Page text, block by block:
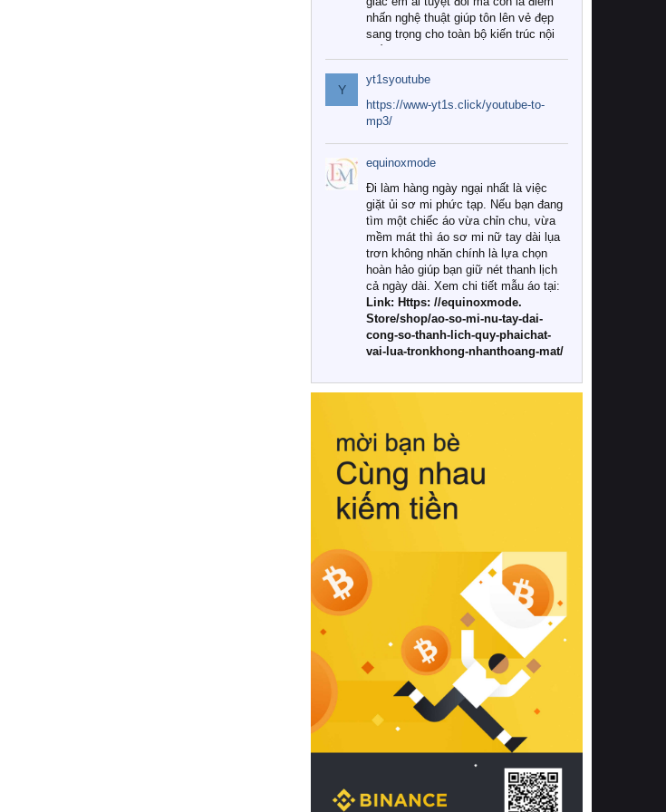
nhấn nghệ thuật giúp tôn lên vẻ đẹp
sang trọng cho toàn bộ kiến trúc nội
Tuy nhiên, giữa thị trường đa dạng
với vô vàn thương hiệu và mẫu mã
như hiện nay, làm thế nào để chọn
được những bộ chăn ga gối đệm cao
cấp thực sự chất lượng, phù hợp với
khí hậu và nhu cầu sử dụng của gia
đình? Hãy cùng chúng tôi đi tìm lời
giải đáp chi tiết qua bài viết dưới đây.
1. Tại sao các gia đình hiện đại lại ưa
chuộng chăn ga gối đệm cao cấp?
Khác với các dòng sản phẩm thông
thường, những bộ chăn ga gối đệm
cao cấp trải qua quy trình sản xuất
nghiêm ngặt từ khâu chọn lọc nguyên
liệu tự nhiên đến công nghệ dệt
nhuộm hiện đại không chứa hóa chất
này, bạn sẽ cảm nhận rõ rệt sự khác
hồi chuẩn xác của phần đệm nâng đỡ
cột sống.
Bên cạnh đó, việc lựa chọn các dòng
sản phẩm đạt chuẩn chất lượng quốc
tế còn giúp ngăn ngừa tình trạng kích
khuẩn và nấm mốc trong điều kiện
thời tiết nóng ẩm. Bạn có thể tìm hiểu
thêm các nghiên cứu khoa học về tác
động của giấc ngủ và môi trường
phòng ngủ đối với sức khỏe con
người tại Sleep Foundation (External
Link) để có cái nhìn toàn diện hơn.
2. Các tiêu chí vàng khi lựa chọn
chăn ga gối đệm cao cấp cho phòng
ngủ
Để sở hữu một bộ chăn ga gối đệm
cao cấp hoàn hảo cả về thẩm mỹ lẫn
công năng, người tiêu dùng cần cân
nhắc kỹ lưỡng các tiêu chí quan trọng
Y
yt1syoutube
https://www-yt1s.click/youtube-to-
mp3/
equinoxmode
Đi làm hàng ngày ngại nhất là việc
giặt ủi sơ mi phức tạp. Nếu bạn đang
tìm một chiếc áo vừa chỉn chu, vừa
mềm mát thì áo sơ mi nữ tay dài lụa
trơn không nhăn chính là lựa chọn
hoàn hảo giúp bạn giữ nét thanh lịch
cả ngày dài. Xem chi tiết mẫu áo tại:
Link: Https: //equinoxmode.
Store/shop/ao-so-mi-nu-tay-dai-
cong-so-thanh-lich-quy-phaichat-
vai-lua-tronkhong-nhanthoang-mat/